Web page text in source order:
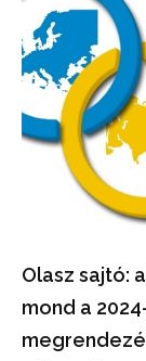
Olasz sajtó:
mond a